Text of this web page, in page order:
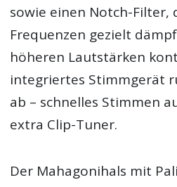
sowie einen Notch-Filter,
Frequenzen gezielt
höheren Lautstärken
integriertes Stimmgerät
ab – schnelles Stimmen
extra Clip-Tuner.
Der Mahagonihals mit